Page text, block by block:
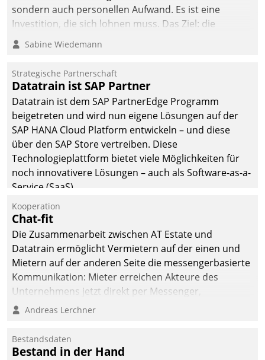
sondern auch personellen Aufwand. Es ist eine
Investition, die sich lohnen muss. Das Ziel: die
nachhaltige Optimierung der Geschäftsabläufe. Damit
dieses Ziel erreicht wird, sollten einige Grundregeln
Sabine Wiedemann
Strategische Partnerschaft
Datatrain ist SAP Partner
Datatrain ist dem SAP PartnerEdge Programm
beigetreten und wird nun eigene Lösungen auf der
SAP HANA Cloud Platform entwickeln – und diese
über den SAP Store vertreiben. Diese
Technologieplattform bietet viele Möglichkeiten für
noch innovativere Lösungen – auch als Software-as-a-
Service (SaaS).
Kooperation
Chat-fit
Die Zusammenarbeit zwischen AT Estate und
Datatrain ermöglicht Vermietern auf der einen und
Mietern auf der anderen Seite die messengerbasierte
Kommunikation: Mieter erreichen Akteure des
Unternehmens jetzt direkt per Messenger,
Mitarbeiter oder Dienstleister empfangen oder
Andreas Lerchner
Bestandsdaten
Bestand in der Hand